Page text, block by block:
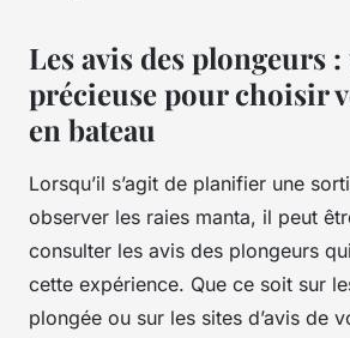
Les avis des plongeurs
précieuse pour choisir
en bateau
Lorsqu’il s’agit de planifier une
observer les raies manta, il peut
consulter les avis des plongeurs
cette expérience. Que ce soit sur
plongée ou sur les sites d’avis de